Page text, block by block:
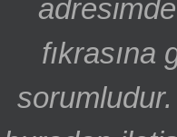
fıkrasına